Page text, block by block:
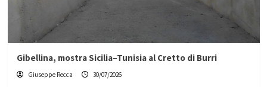
Gibellina, mostra Sicilia–Tunisia al Cretto di Burri
Giuseppe Recca 30/07/2026